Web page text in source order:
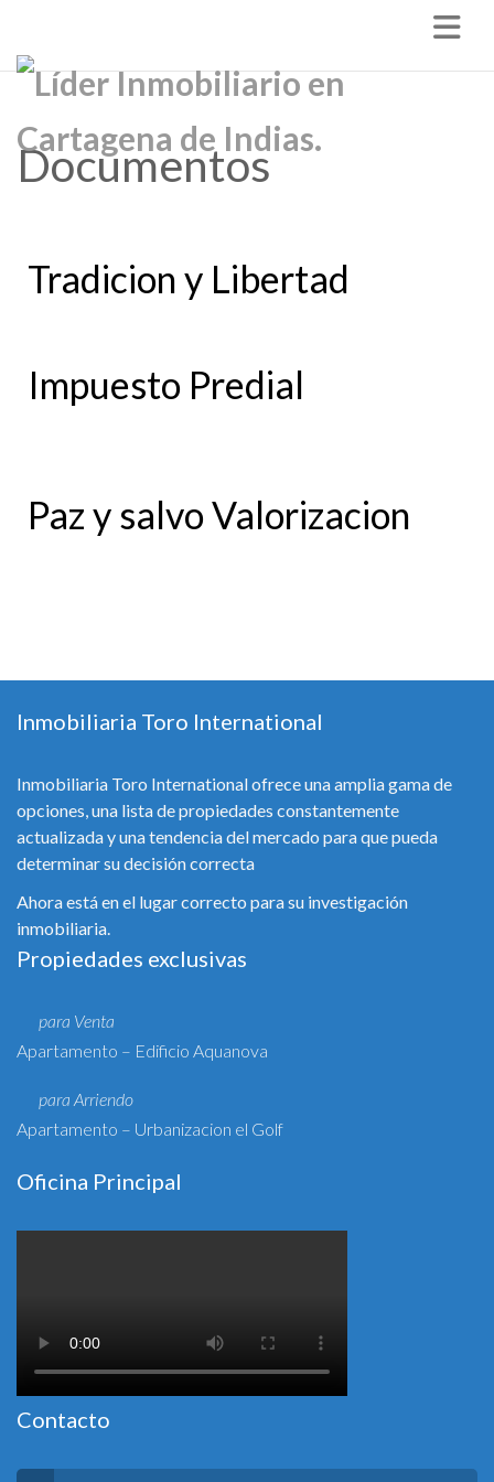
Documentos
Tradicion y Libertad
Impuesto Predial
Paz y salvo Valorizacion
Inmobiliaria Toro International
Inmobiliaria Toro International ofrece una amplia gama de
opciones, una lista de propiedades constantemente
actualizada y una tendencia del mercado para que pueda
determinar su decisión correcta
Ahora está en el lugar correcto para su investigación
inmobiliaria.
Propiedades exclusivas
para Venta
Apartamento – Edificio Aquanova
para Arriendo
Apartamento – Urbanizacion el Golf
Oficina Principal
Contacto